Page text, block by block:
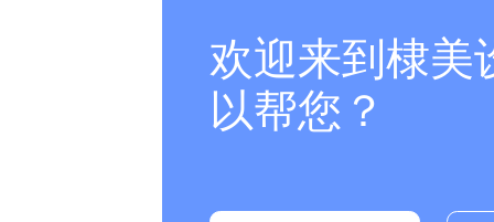
欢迎来到棣美
以帮您？